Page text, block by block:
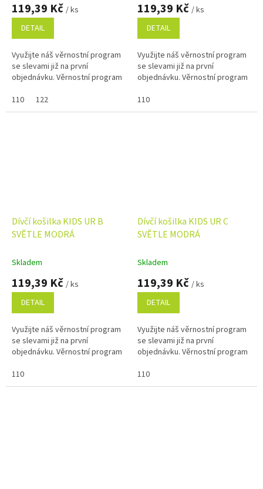
119,39 Kč / ks
DETAIL
Využijte náš věrnostní program
se slevami již na první
objednávku. Věrnostní program
110
122
119,39 Kč / ks
DETAIL
Využijte náš věrnostní program
se slevami již na první
objednávku. Věrnostní program
110
Dívčí košilka KIDS UR B
SVĚTLE MODRÁ
Skladem
119,39 Kč / ks
DETAIL
Využijte náš věrnostní program
se slevami již na první
objednávku. Věrnostní program
110
Dívčí košilka KIDS UR C
SVĚTLE MODRÁ
Skladem
119,39 Kč / ks
DETAIL
Využijte náš věrnostní program
se slevami již na první
objednávku. Věrnostní program
110